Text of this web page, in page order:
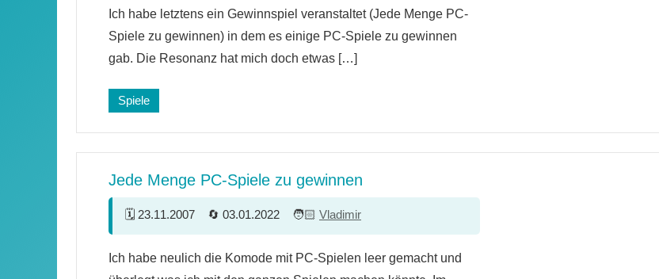
Kommentare
Ich habe letztens ein Gewinnspiel veranstaltet (Jede Menge PC-
Spiele zu gewinnen) in dem es einige PC-Spiele zu gewinnen
gab. Die Resonanz hat mich doch etwas […]
Spiele
Jede Menge PC-Spiele zu gewinnen
23.11.2007 03.01.2022 Vladimir
Kommentare
Ich habe neulich die Komode mit PC-Spielen leer gemacht und